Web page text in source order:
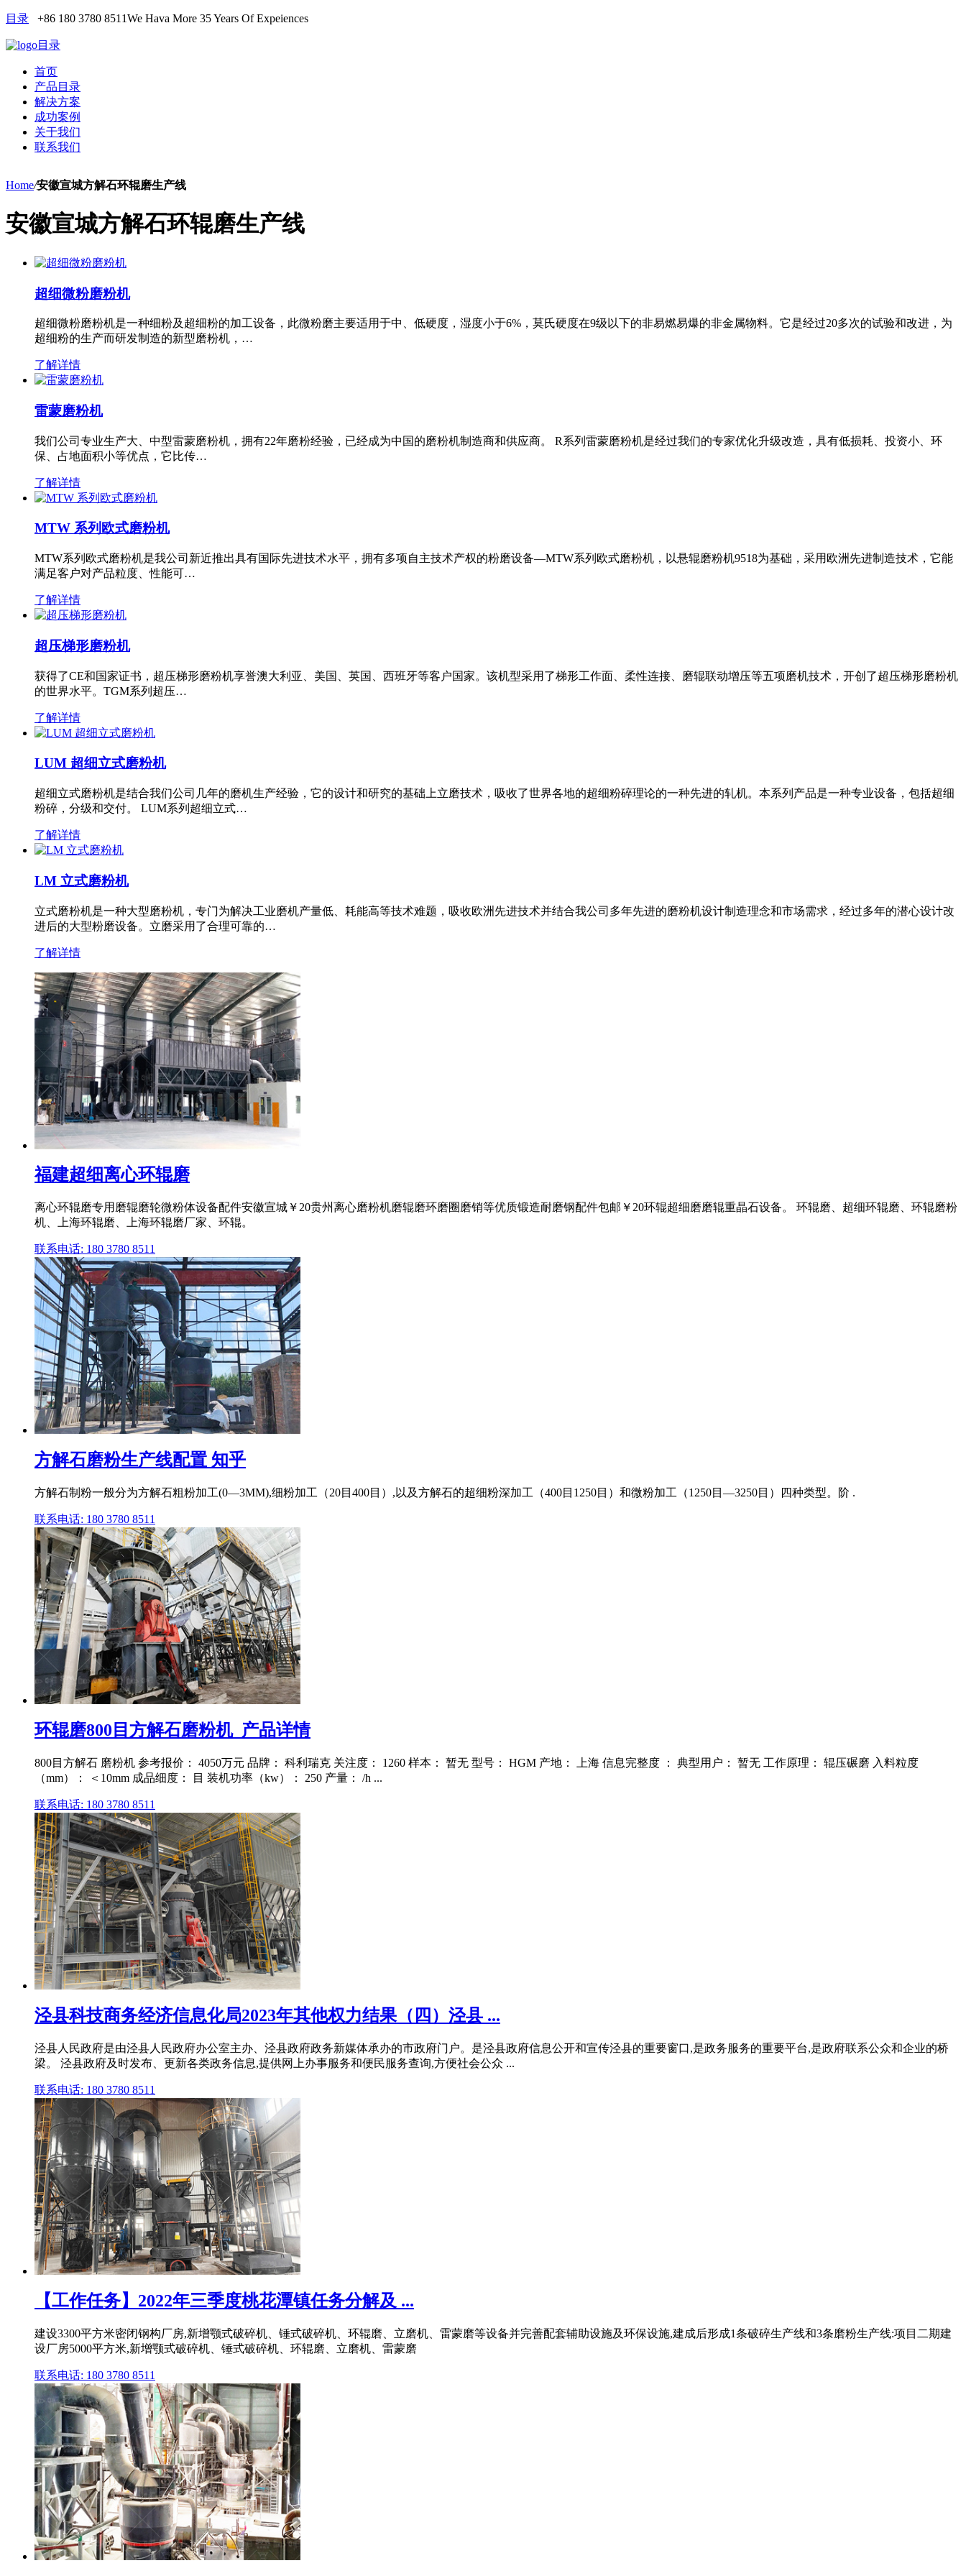
目录 +86 180 3780 8511We Hava More 35 Years Of Expeiences
目录
首页
产品目录
解决方案
成功案例
关于我们
联系我们
Home/安徽宣城方解石环辊磨生产线
安徽宣城方解石环辊磨生产线
超细微粉磨粉机
超细微粉磨粉机是一种细粉及超细粉的加工设备，此微粉磨主要适用于中、低硬度，湿度小于6%，莫氏硬度在9级以下的非易燃易爆的非金属物料。它是经过20多次的试验和改进，为
超细粉的生产而研发制造的新型磨粉机，…
了解详情
雷蒙磨粉机
我们公司专业生产大、中型雷蒙磨粉机，拥有22年磨粉经验，已经成为中国的磨粉机制造商和供应商。 R系列雷蒙磨粉机是经过我们的专家优化升级改造，具有低损耗、投资小、环
保、占地面积小等优点，它比传…
了解详情
MTW 系列欧式磨粉机
MTW系列欧式磨粉机是我公司新近推出具有国际先进技术水平，拥有多项自主技术产权的粉磨设备—MTW系列欧式磨粉机，以悬辊磨粉机9518为基础，采用欧洲先进制造技术，它能
满足客户对产品粒度、性能可…
了解详情
超压梯形磨粉机
获得了CE和国家证书，超压梯形磨粉机享誉澳大利亚、美国、英国、西班牙等客户国家。该机型采用了梯形工作面、柔性连接、磨辊联动增压等五项磨机技术，开创了超压梯形磨粉机
的世界水平。TGM系列超压…
了解详情
LUM 超细立式磨粉机
超细立式磨粉机是结合我们公司几年的磨机生产经验，它的设计和研究的基础上立磨技术，吸收了世界各地的超细粉碎理论的一种先进的轧机。本系列产品是一种专业设备，包括超细
粉碎，分级和交付。 LUM系列超细立式…
了解详情
LM 立式磨粉机
立式磨粉机是一种大型磨粉机，专门为解决工业磨机产量低、耗能高等技术难题，吸收欧洲先进技术并结合我公司多年先进的磨粉机设计制造理念和市场需求，经过多年的潜心设计改
进后的大型粉磨设备。立磨采用了合理可靠的…
了解详情
福建超细离心环辊磨
离心环辊磨专用磨辊磨轮微粉体设备配件安徽宣城￥20贵州离心磨粉机磨辊磨环磨圈磨销等优质锻造耐磨钢配件包邮￥20环辊超细磨磨辊重晶石设备。 环辊磨、超细环辊磨、环辊磨粉
机、上海环辊磨、上海环辊磨厂家、环辊。
联系电话: 180 3780 8511
方解石磨粉生产线配置 知乎
方解石制粉一般分为方解石粗粉加工(0―3MM),细粉加工（20目400目）,以及方解石的超细粉深加工（400目1250目）和微粉加工（1250目―3250目）四种类型。阶 .
联系电话: 180 3780 8511
环辊磨800目方解石磨粉机_产品详情
800目方解石 磨粉机 参考报价： 4050万元 品牌： 科利瑞克 关注度： 1260 样本： 暂无 型号： HGM 产地： 上海 信息完整度 ： 典型用户： 暂无 工作原理： 辊压碾磨 入料粒度
（mm）： ＜10mm 成品细度： 目 装机功率（kw）： 250 产量： /h ...
联系电话: 180 3780 8511
泾县科技商务经济信息化局2023年其他权力结果（四）泾县 ...
泾县人民政府是由泾县人民政府办公室主办、泾县政府政务新媒体承办的市政府门户。是泾县政府信息公开和宣传泾县的重要窗口,是政务服务的重要平台,是政府联系公众和企业的桥
梁。 泾县政府及时发布、更新各类政务信息,提供网上办事服务和便民服务查询,方便社会公众 ...
联系电话: 180 3780 8511
【工作任务】2022年三季度桃花潭镇任务分解及 ...
建设3300平方米密闭钢构厂房,新增颚式破碎机、锤式破碎机、环辊磨、立磨机、雷蒙磨等设备并完善配套辅助设施及环保设施,建成后形成1条破碎生产线和3条磨粉生产线:项目二期建
设厂房5000平方米,新增颚式破碎机、锤式破碎机、环辊磨、立磨机、雷蒙磨
联系电话: 180 3780 8511